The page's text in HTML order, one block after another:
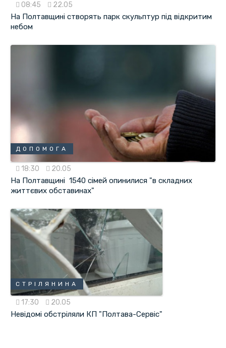
08:45 22.05
На Полтавщині створять парк скульптур під відкритим
небом
ДОПОМОГА
18:30 20.05
На Полтавщині 1540 сімей опинилися "в складних
життєвих обставинах"
СТРІЛЯНИНА
17:30 20.05
Невідомі обстріляли КП "Полтава-Сервіс"